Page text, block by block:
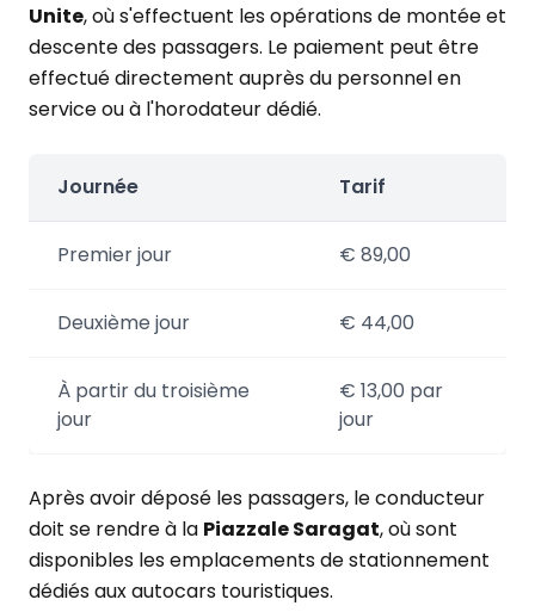
Unite, où s'effectuent les opérations de montée et
descente des passagers. Le paiement peut être
effectué directement auprès du personnel en
service ou à l'horodateur dédié.
Journée Tarif
Premier jour € 89,00
Deuxième jour € 44,00
À partir du troisième
jour
€ 13,00 par
jour
Après avoir déposé les passagers, le conducteur
doit se rendre à la Piazzale Saragat, où sont
disponibles les emplacements de stationnement
dédiés aux autocars touristiques.